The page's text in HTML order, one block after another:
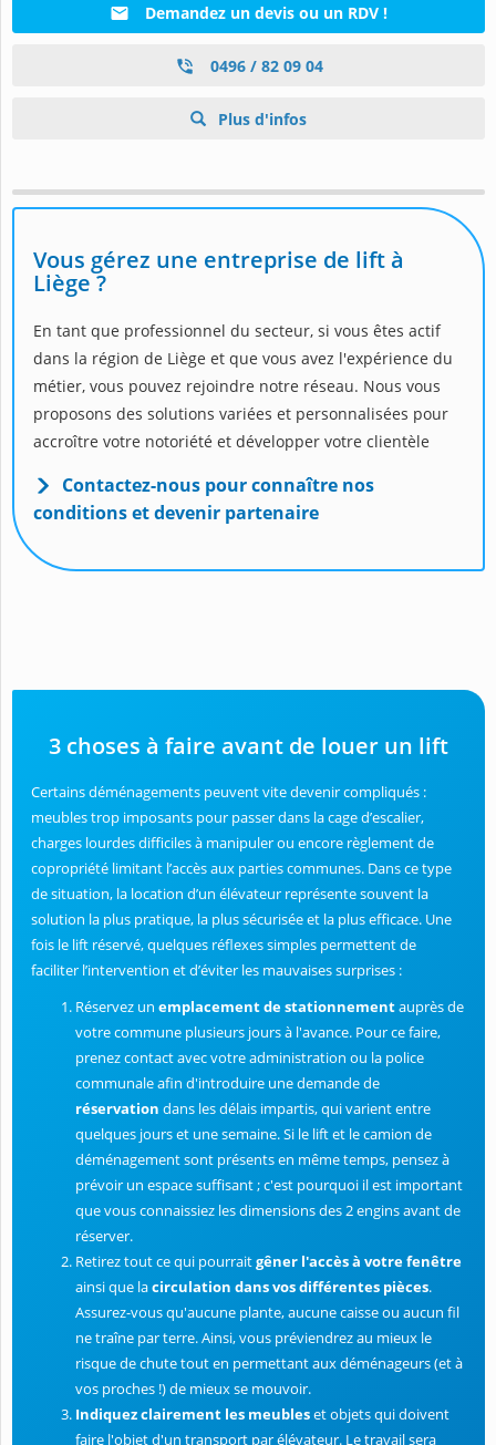
Demandez un devis ou un RDV !
0496 / 82 09 04
Plus d'infos
Vous gérez une entreprise de lift à
Liège ?
En tant que professionnel du secteur, si vous êtes actif
dans la région de Liège et que vous avez l'expérience du
métier, vous pouvez rejoindre notre réseau. Nous vous
proposons des solutions variées et personnalisées pour
accroître votre notoriété et développer votre clientèle
Contactez-nous pour connaître nos
conditions et devenir partenaire
3 choses à faire avant de louer un lift
Certains déménagements peuvent vite devenir compliqués :
meubles trop imposants pour passer dans la cage d’escalier,
charges lourdes difficiles à manipuler ou encore règlement de
copropriété limitant l’accès aux parties communes. Dans ce type
de situation, la location d’un élévateur représente souvent la
solution la plus pratique, la plus sécurisée et la plus efficace. Une
fois le lift réservé, quelques réflexes simples permettent de
faciliter l’intervention et d’éviter les mauvaises surprises :
Réservez un emplacement de stationnementauprès de
votre commune plusieurs jours à l'avance. Pour ce faire,
prenez contact avec votre administration ou la police
communale afin d'introduire une demande de
réservation dans les délais impartis, qui varient entre
quelques jours et une semaine. Si le lift et le camion de
déménagement sont présents en même temps, pensez à
prévoir un espace suffisant ; c'est pourquoi il est important
que vous connaissiez les dimensions des 2 engins avant de
réserver.
Retirez tout ce qui pourraitgêner l'accès à votre fenêtre
ainsi que lacirculation dans vos différentes pièces.
Assurez-vous qu'aucune plante, aucune caisse ou aucun fil
ne traîne par terre. Ainsi, vous préviendrez au mieux le
risque de chute tout en permettant aux déménageurs (et à
vos proches !) de mieux se mouvoir.
Indiquez clairement les meubleset objets qui doivent
faire l'objet d'un transport par élévateur. Le travail sera